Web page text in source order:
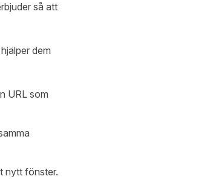
så att
dem
URL som
nytt fönster.